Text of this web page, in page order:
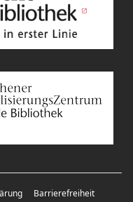
Barrierefreiheit